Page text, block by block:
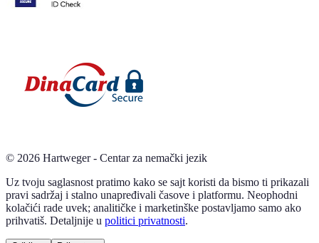
© 2026 Hartweger - Centar za nemački jezik
Uz tvoju saglasnost pratimo kako se sajt koristi da bismo ti prikazali
pravi sadržaj i stalno unapređivali časove i platformu. Neophodni
kolačići rade uvek; analitičke i marketinške postavljamo samo ako
prihvatiš. Detaljnije u politici privatnosti.